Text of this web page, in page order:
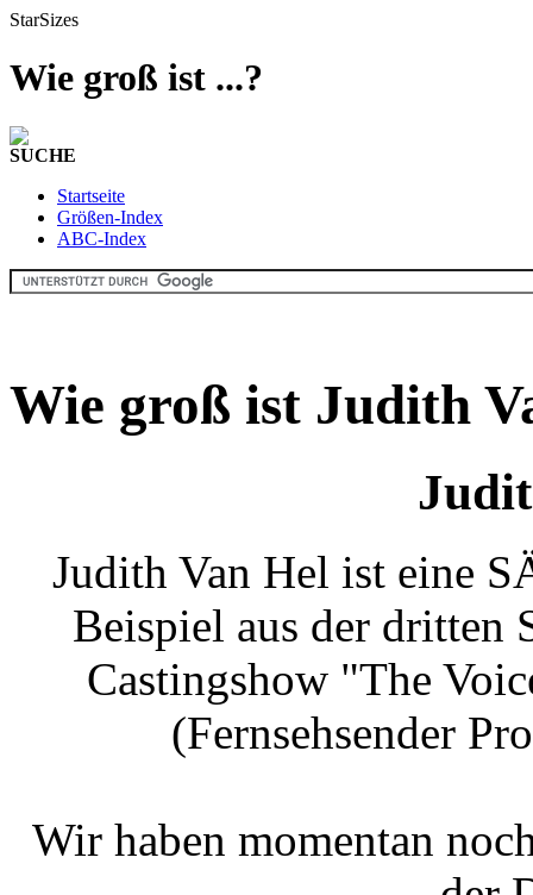
StarSizes
Wie groß ist ...?
SUCHE
Startseite
Größen-Index
ABC-Index
Wie groß ist Judith
Judith Van Hel ist eine
Beispiel aus der dritten
Castingshow "The
(Fernsehsender
Wir haben momentan